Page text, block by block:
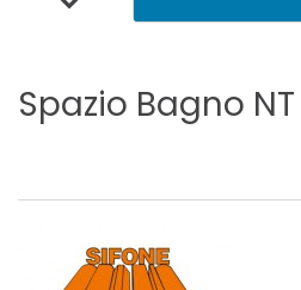
Spazio Bagno NT